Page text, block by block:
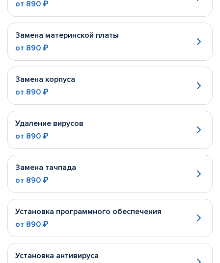
от 890 ₽
Замена материнской платы
от 890 ₽
Замена корпуса
от 890 ₽
Удаление вирусов
от 890 ₽
Замена тачпада
от 890 ₽
Установка программного обеспечения
от 890 ₽
Установка антивируса